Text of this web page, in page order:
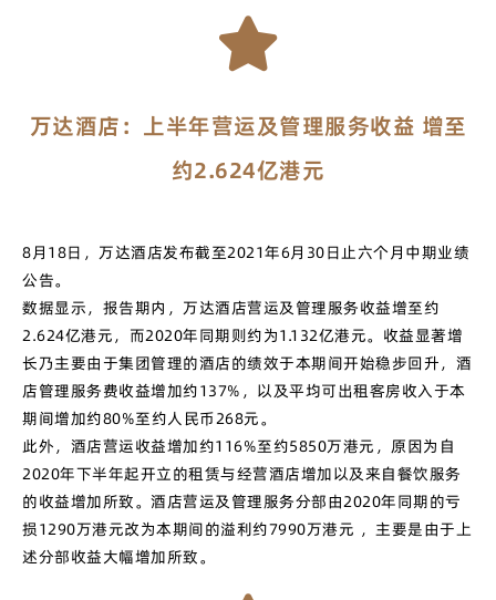
万达酒店：上半年营运及管理服务收益 增至
约2.624亿港元
8月18日，万达酒店发布截至2021年6月30日止六个月中期业绩
公告。
数据显示，报告期内，万达酒店营运及管理服务收益增至约
2.624亿港元，而2020年同期则约为1.132亿港元。收益显著增
长乃主要由于集团管理的酒店的绩效于本期间开始稳步回升，酒
店管理服务费收益增加约137%，以及平均可出租客房收入于本
期间增加约80%至约人民币268元。
此外，酒店营运收益增加约116%至约5850万港元，原因为自
2020年下半年起开立的租赁与经营酒店增加以及来自餐饮服务
的收益增加所致。酒店营运及管理服务分部由2020年同期的亏
损1290万港元改为本期间的溢利约7990万港元 ，主要是由于上
述分部收益大幅增加所致。